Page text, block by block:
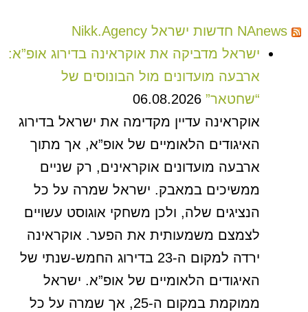
NAnews חדשות ישראל Nikk.Agency
ישראל מדביקה את אוקראינה בדירוג אופ”א:
ארבעה מועדונים מול הבונוסים של
“שחטאר” 06.08.2026
אוקראינה עדיין מקדימה את ישראל בדירוג
האיגודים הלאומיים של אופ”א, אך מתוך
ארבעה מועדונים אוקראינים, רק שניים
ממשיכים במאבק. ישראל שמרה על כל
הנציגים שלה, ולכן משחקי אוגוסט עשויים
לצמצם משמעותית את הפער. אוקראינה
ירדה למקום ה-23 בדירוג החמש-שנתי של
האיגודים הלאומיים של אופ”א. ישראל
ממוקמת במקום ה-25, אך שמרה על כל